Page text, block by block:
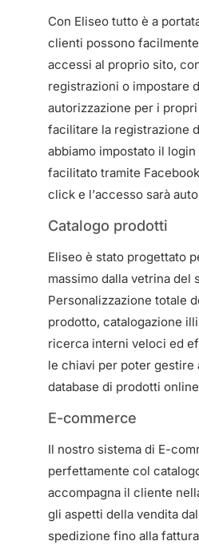
Con Eliseo tutto è a
clienti possono
accessi al proprio sito,
registrazioni o impostare
autorizzazione per i
facilitare la registrazione
abbiamo impostato il login
facilitato tramite
click e l’accesso sarà
Catalogo prodotti
Eliseo è stato progettato
massimo dalla vetrina del
Personalizzazione totale
prodotto, catalogazione
ricerca interni veloci ed
le chiavi per poter gestire
database di prodotti
E-commerce
Il nostro sistema di E-
perfettamente col
accompagna il cliente
gli aspetti della vendita
spedizione fino alla